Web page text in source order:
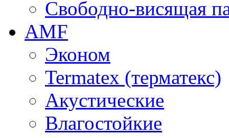
Свободно-висящая
AMF
Эконом
Termatex (терматекс)
Акустические
Влагостойкие